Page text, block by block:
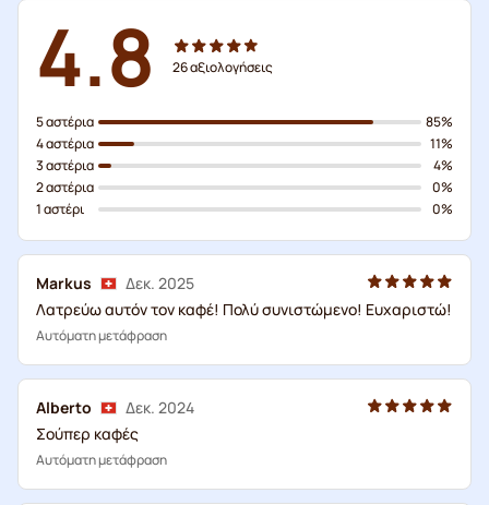
4.8 26αξιολογήσεις
5 αστέρια
4 αστέρια
3 αστέρια
2 αστέρια
1 αστέρι
85%
11%
4%
0%
0%
Markus
Δεκ. 2025
Λατρεύω αυτόν τον καφέ! Πολύ συνιστώμενο! Ευχαριστώ!
Αυτόματη μετάφραση
Alberto
Δεκ. 2024
Σούπερ καφές
Αυτόματη μετάφραση